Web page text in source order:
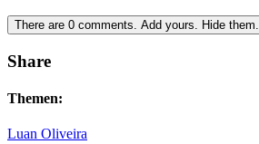
There are 0 comments. Add yours. Hide them.
Share
Themen:
Luan Oliveira